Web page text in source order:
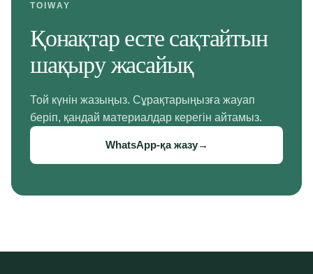
TOIWAY
Қонақтар есте сақтайтын
шақыру жасайық
Той күнін жазыңыз. Сұрақтарыңызға жауап
беріп, қандай материалдар керегін айтамыз.
WhatsApp-қа жазу→